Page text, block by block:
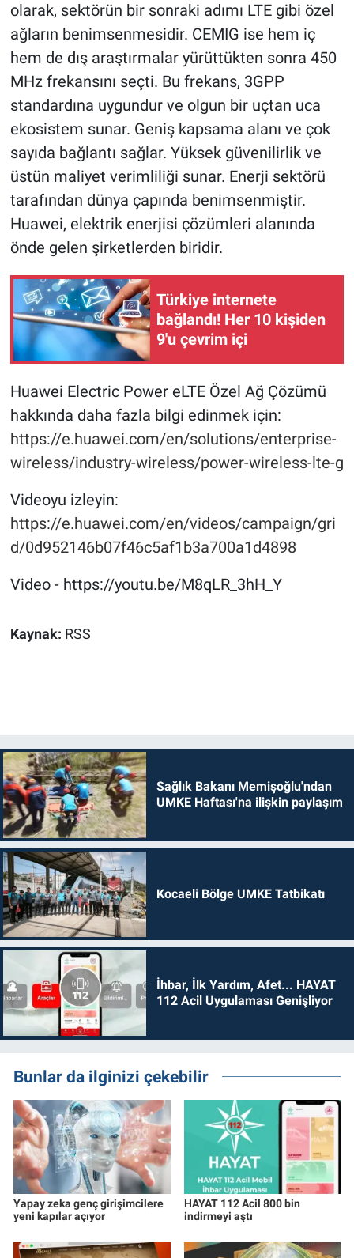
olarak, sektörün bir sonraki adımı LTE gibi özel
ağların benimsenmesidir. CEMIG ise hem iç
hem de dış araştırmalar yürüttükten sonra 450
MHz frekansını seçti. Bu frekans, 3GPP
standardına uygundur ve olgun bir uçtan uca
ekosistem sunar. Geniş kapsama alanı ve çok
sayıda bağlantı sağlar. Yüksek güvenilirlik ve
üstün maliyet verimliliği sunar. Enerji sektörü
tarafından dünya çapında benimsenmiştir.
Huawei, elektrik enerjisi çözümleri alanında
önde gelen şirketlerden biridir.
Türkiye internete
bağlandı! Her 10 kişiden
9'u çevrim içi
Huawei Electric Power eLTE Özel Ağ Çözümü
hakkında daha fazla bilgi edinmek için:
https://e.huawei.com/en/solutions/enterprise-
wireless/industry-wireless/power-wireless-lte-g
Videoyu izleyin:
https://e.huawei.com/en/videos/campaign/gri
d/0d952146b07f46c5af1b3a700a1d4898
Video - https://youtu.be/M8qLR_3hH_Y
Kaynak: RSS
Sağlık Bakanı Memişoğlu'ndan
UMKE Haftası'na ilişkin paylaşım
Kocaeli Bölge UMKE Tatbikatı
İhbar, İlk Yardım, Afet... HAYAT
112 Acil Uygulaması Genişliyor
Bunlar da ilginizi çekebilir
Yapay zeka genç girişimcilere
yeni kapılar açıyor
HAYAT 112 Acil 800 bin
indirmeyi aştı